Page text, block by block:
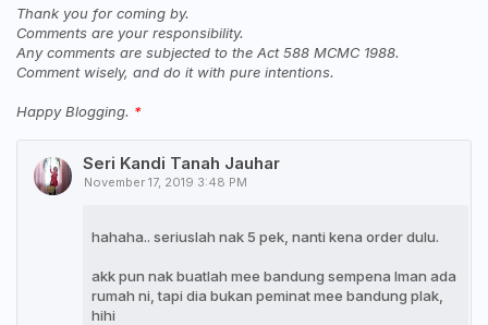
Thank you for coming by.
Comments are your responsibility.
Any comments are subjected to the Act 588 MCMC 1988.
Comment wisely, and do it with pure intentions.
Happy Blogging.
Seri Kandi Tanah Jauhar
November 17, 2019 3:48 PM
hahaha.. seriuslah nak 5 pek, nanti kena order dulu.
akk pun nak buatlah mee bandung sempena Iman ada
rumah ni, tapi dia bukan peminat mee bandung plak,
hihi